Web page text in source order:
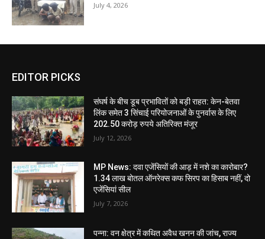
July 4, 2026
EDITOR PICKS
संघर्ष के बीच डूब प्रभावितों को बड़ी राहत: केन-बेतवा
लिंक समेत 3 सिंचाई परियोजनाओं के पुनर्वास के लिए
202.50 करोड़ रुपये अतिरिक्त मंजूर
July 12, 2026
MP News: दवा एजेंसियों की आड़ में नशे का कारोबार?
1.34 लाख बोतल ऑनरेक्स कफ सिरप का हिसाब नहीं, दो
एजेंसियां सील
July 7, 2026
पन्ना: वन क्षेत्र में कथित अवैध खनन की जांच, राज्य